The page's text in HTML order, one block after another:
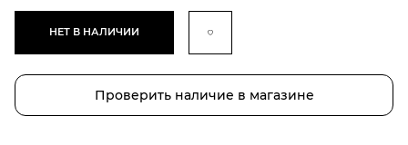
НЕТ В НАЛИЧИИ
Проверить наличие в магазине